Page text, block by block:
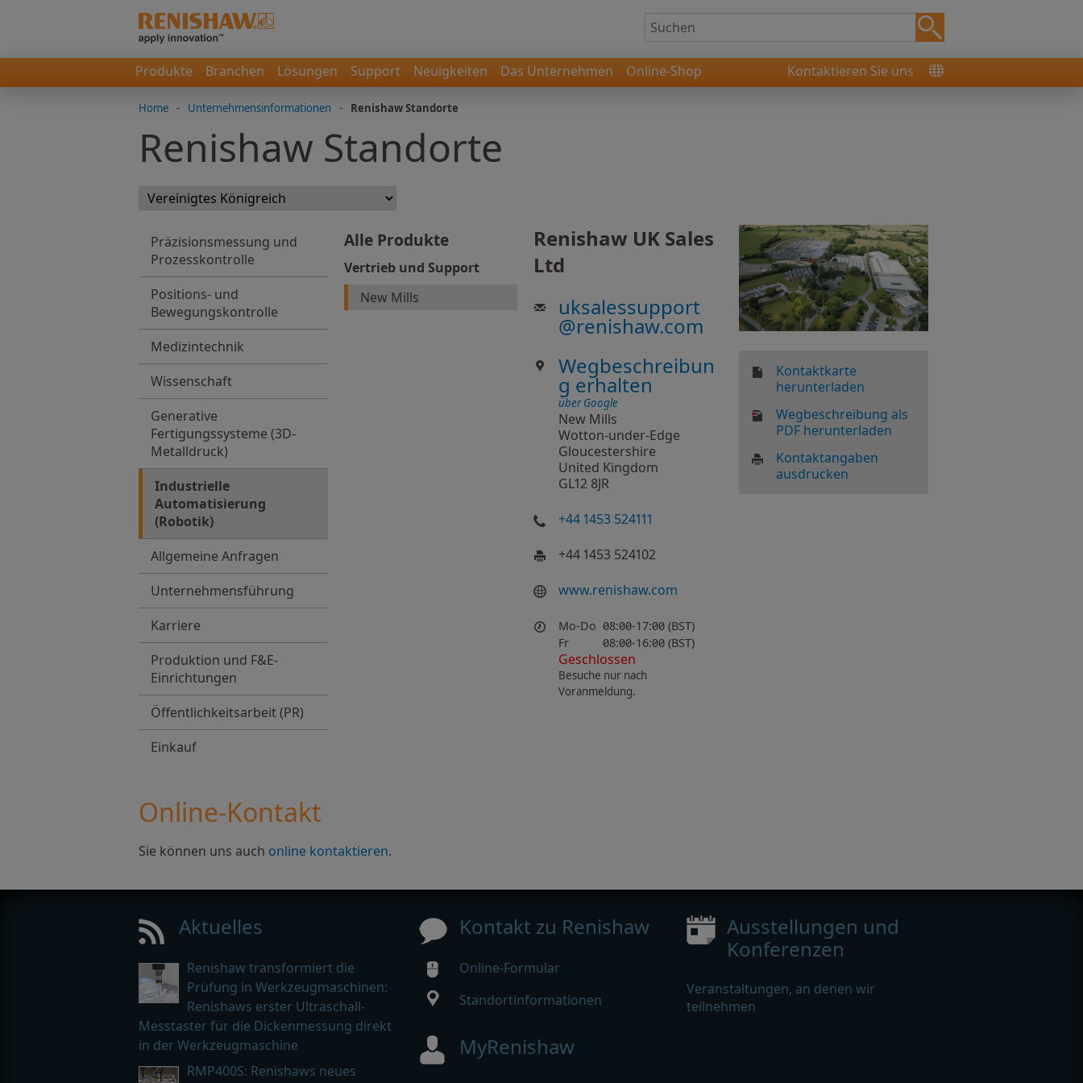
Produkte Branchen Lösungen Support Neuigkeiten Das Unternehmen Online-Shop Kontaktieren Sie uns
Home - Unternehmensinformationen - Renishaw Standorte
Renishaw Standorte
Präzisionsmessung und
Prozesskontrolle
Positions- und
Bewegungskontrolle
Medizintechnik
Wissenschaft
Generative
Fertigungssysteme (3D-
Metalldruck)
Industrielle
Automatisierung
(Robotik)
Allgemeine Anfragen
Unternehmensführung
Karriere
Produktion und F&E-
Einrichtungen
Öffentlichkeitsarbeit (PR)
Einkauf
Alle Produkte
Vertrieb und Support
New Mills
Renishaw UK Sales
Ltd
uksalessupport
@renishaw.com
Wegbeschreibun
g erhalten
über Google
New Mills
Wotton-under-Edge
Gloucestershire
United Kingdom
GL12 8JR
+44 1453 524111
+44 1453 524102
www.renishaw.com
Mo-Do 08:00-17:00 (BST)
Fr
08:00-16:00 (BST)
Geschlossen
Besuche nur nach
Voranmeldung.
Kontaktkarte
herunterladen
Wegbeschreibung als
PDF herunterladen
Kontaktangaben
ausdrucken
Online-Kontakt
Sie können uns auch online kontaktieren.
Aktuelles
Renishaw transformiert die
Prüfung in Werkzeugmaschinen:
Renishaws erster Ultraschall-
Messtaster für die Dickenmessung direkt
in der Werkzeugmaschine
RMP400S: Renishaws neues
Kontakt zu Renishaw
Online-Formular
Standortinformationen
MyRenishaw
Ausstellungen und
Konferenzen
Veranstaltungen, an denen wir
teilnehmen